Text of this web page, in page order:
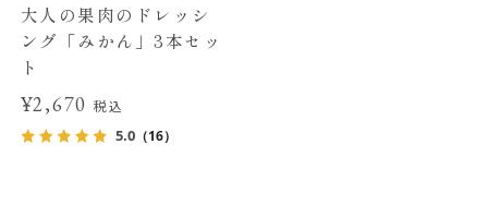
大人の果肉のドレッシ
ング「みかん」3本セッ
ト
¥2,670税込
5.0（16）